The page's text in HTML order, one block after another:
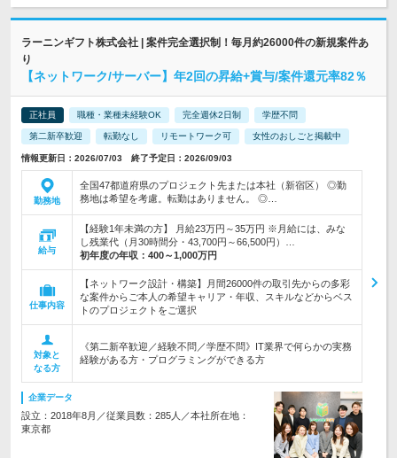
ラーニンギフト株式会社 | 案件完全選択制！毎月約26000件の新規案件あ
り
【ネットワーク/サーバー】年2回の昇給+賞与/案件還元率82％
正社員 職種・業種未経験OK 完全週休2日制 学歴不問
第二新卒歓迎 転勤なし リモートワーク可 女性のおしごと掲載中
情報更新日：2026/07/03 終了予定日：2026/09/03
勤務地
全国47都道府県のプロジェクト先または本社（新宿区） ◎勤
務地は希望を考慮。転勤はありません。 ◎…
給与
【経験1年未満の方】 月給23万円～35万円 ※月給には、みな
し残業代（月30時間分・43,700円～66,500円）…
初年度の年収： 400～1,000万円
仕事内容
【ネットワーク設計・構築】月間26000件の取引先からの多彩
な案件からご本人の希望キャリア・年収、スキルなどからベス
トのプロジェクトをご選択
対象と
なる方
《第二新卒歓迎／経験不問／学歴不問》IT業界で何らかの実務
経験がある方・プログラミングができる方
企業データ
設立：2018年8月／従業員数：285人／本社所在地：
東京都